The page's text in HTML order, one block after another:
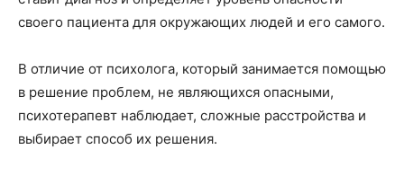
своего пациента для окружающих людей и его самого.
В отличие от психолога, который занимается помощью
в решение проблем, не являющихся опасными,
психотерапевт наблюдает, сложные расстройства и
выбирает способ их решения.